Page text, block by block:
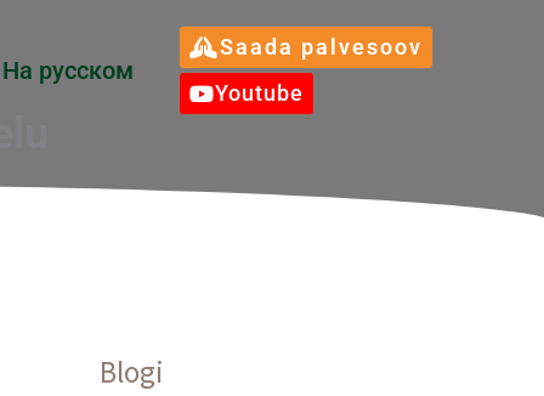
Hа русском
Youtube
Saada palvesoov
Blogi